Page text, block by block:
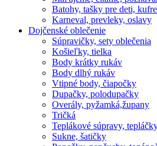
Batohy, tašky pre deti, kufre
Karneval, prevleky, oslavy
Dojčenské oblečenie
Súpravičky, sety oblečenia
Košieľky, tielka
Body krátky rukáv
Body dlhý rukáv
Vtipné body, čiapočky
Dupačky, polodupačky
Overály, pyžamká,župany
Tričká
Teplákové súpravy,
Sukne, šatičky